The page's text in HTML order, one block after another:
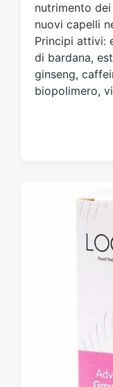
o
n
nutrimento
nuovi capelli
Principi attivi:
di bardana,
ginseng,
biopolimero,